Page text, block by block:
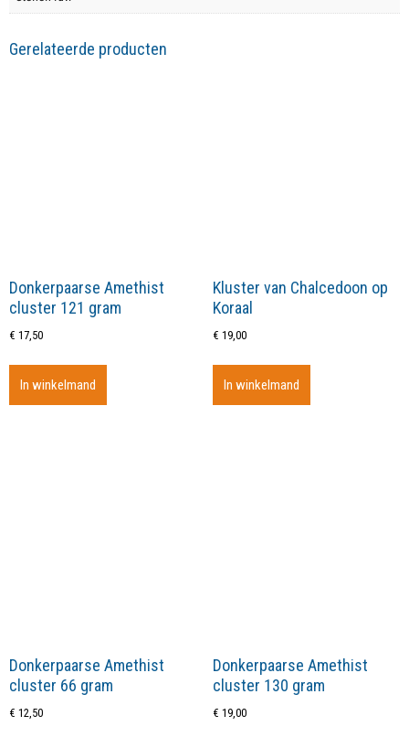
Gerelateerde producten
Donkerpaarse Amethist
cluster 121 gram
€ 17,50
In winkelmand
Kluster van Chalcedoon op
Koraal
€ 19,00
In winkelmand
Donkerpaarse Amethist
cluster 66 gram
€ 12,50
Donkerpaarse Amethist
cluster 130 gram
€ 19,00